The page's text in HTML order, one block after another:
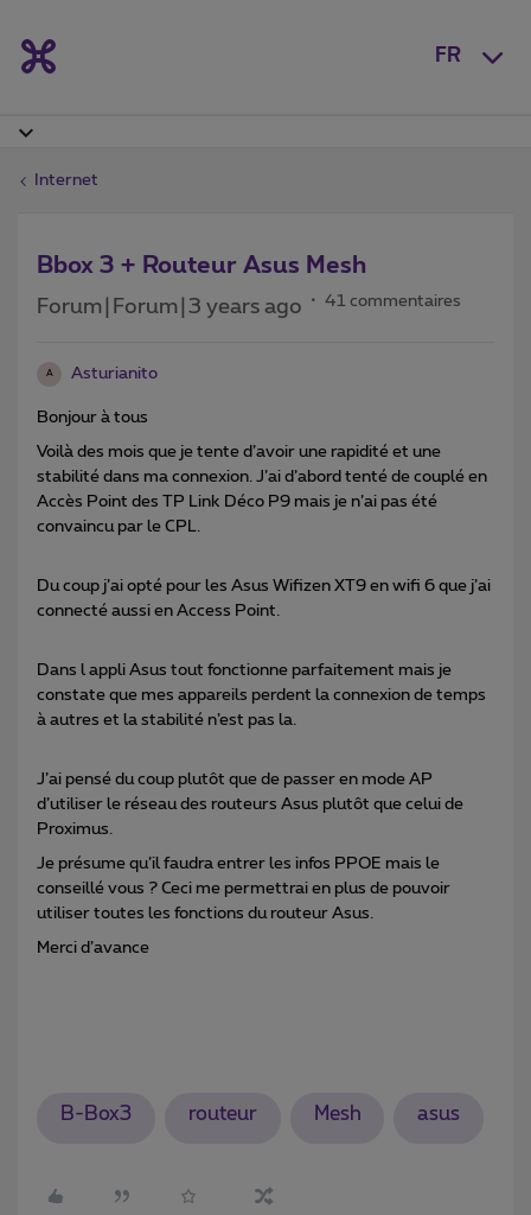
FR
Internet
Bbox 3 + Routeur Asus Mesh
Forum|Forum|3 years ago 41 commentaires
A Asturianito
Bonjour à tous
Voilà des mois que je tente d’avoir une rapidité et une
stabilité dans ma connexion. J’ai d’abord tenté de couplé en
Accès Point des TP Link Déco P9 mais je n’ai pas été
convaincu par le CPL.
Du coup j’ai opté pour les Asus Wifizen XT9 en wifi 6 que j’ai
connecté aussi en Access Point.
Dans l appli Asus tout fonctionne parfaitement mais je
constate que mes appareils perdent la connexion de temps
à autres et la stabilité n’est pas la.
J’ai pensé du coup plutôt que de passer en mode AP
d’utiliser le réseau des routeurs Asus plutôt que celui de
Proximus.
Je présume qu’il faudra entrer les infos PPOE mais le
conseillé vous ? Ceci me permettrai en plus de pouvoir
utiliser toutes les fonctions du routeur Asus.
Merci d’avance
B-Box3 routeur Mesh asus